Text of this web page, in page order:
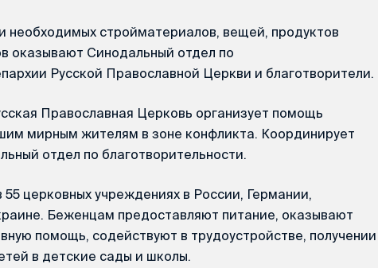
необходимых стройматериалов, вещей, продуктов
оказывают Синодальный отдел по
Русской Православной Церкви и благотворители.
Православная Церковь организует помощь
мирным жителям в зоне конфликта. Координирует
отдел по благотворительности.
церковных учреждениях в России, Германии,
Беженцам предоставляют питание, оказывают
помощь, содействуют в трудоустройстве, получении
в детские сады и школы.